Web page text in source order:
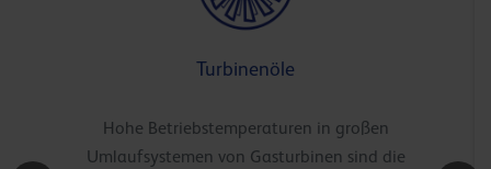
Turbinenöle
Hohe Betriebstemperaturen in großen
Umlaufsystemen von Gasturbinen sind die